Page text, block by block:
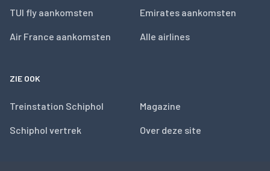
TUI fly aankomsten
Air France aankomsten
Emirates aankomsten
Alle airlines
ZIE OOK
Treinstation Schiphol
Schiphol vertrek
Magazine
Over deze site